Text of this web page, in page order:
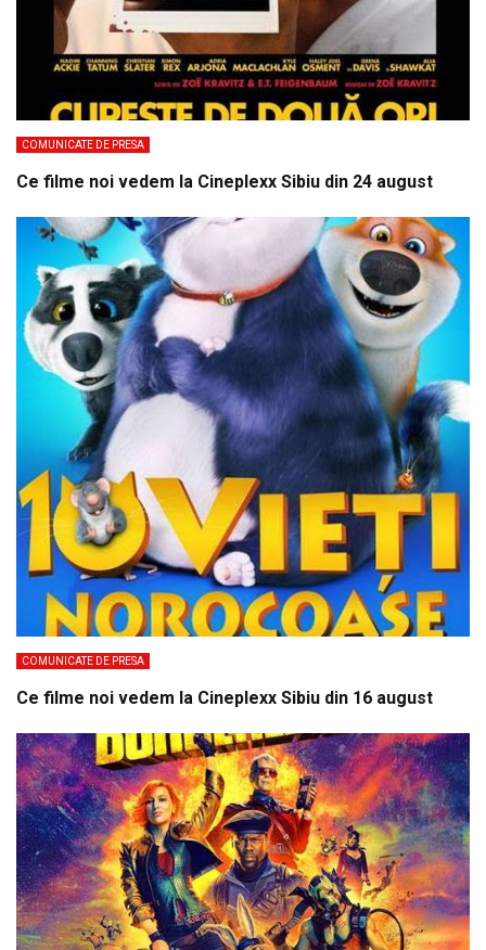
COMUNICATE DE PRESA
Ce filme noi vedem la Cineplexx Sibiu din 24 august
COMUNICATE DE PRESA
Ce filme noi vedem la Cineplexx Sibiu din 16 august